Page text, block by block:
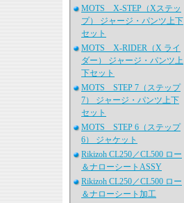
MOTS X-STEP（Xステッ
プ） ジャージ・パンツ上下
セット
MOTS X-RIDER（X ライ
ダー） ジャージ・パンツ上
下セット
MOTS STEP 7（ステップ
7） ジャージ・パンツ上下
セット
MOTS STEP 6（ステップ
6） ジャケット
Rikizoh CL250／CL500 ロー
＆ナローシートASSY
Rikizoh CL250／CL500 ロー
＆ナローシート加工